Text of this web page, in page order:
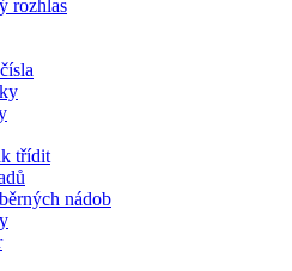
rozhlas
třídit
nádob